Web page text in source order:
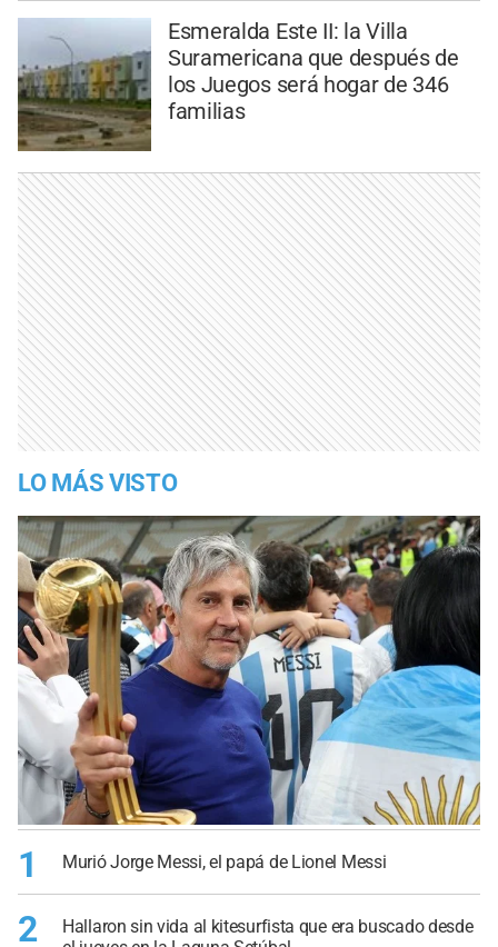
Esmeralda Este II: la Villa
Suramericana que después de
los Juegos será hogar de 346
familias
LO MÁS VISTO
1 Murió Jorge Messi, el papá de Lionel Messi
2
Hallaron sin vida al kitesurfista que era buscado desde